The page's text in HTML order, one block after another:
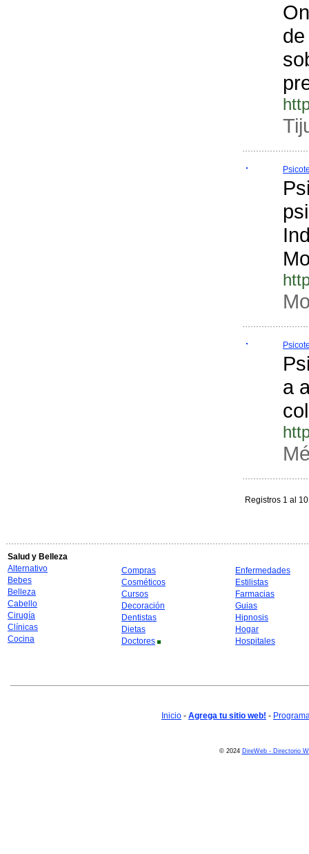
a
Registros 1 al
Salud y Belleza
Alternativo
Bebes
Belleza
Cabello
Cirugía
Clínicas
Cocina
Compras
Cosméticos
Cursos
Decoración
Dentistas
Dietas
Doctores
Enfermedades
Estilistas
Farmacias
Guias
Hipnosis
Hogar
Hospitales
Inicio - Agrega tu sitio web! -
© 2024 DireWeb - Directorio